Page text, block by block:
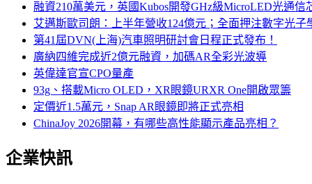
融資210萬美元，英國Kubos開發GHz級MicroLED光通信
艾邁斯歐司朗：上半年營收124億元；全面押注數字光子
第41屆DVN(上海)汽車照明研討會日程正式發布！
廣納四維完成近2億元融資，加碼AR全彩光波導
英偉達官宣CPO量產
93g、搭載Micro OLED，XR眼鏡URXR One開啟眾籌
定價近1.5萬元，Snap AR眼鏡即將正式亮相
ChinaJoy 2026開幕，有哪些高性能顯示產品亮相？
企業快訊